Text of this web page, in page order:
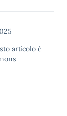
articolo è